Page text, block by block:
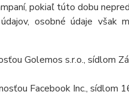
pokiaľ túto dobu
osobné údaje však
Golemos s.r.o., sídlom
Facebook Inc., sídlom